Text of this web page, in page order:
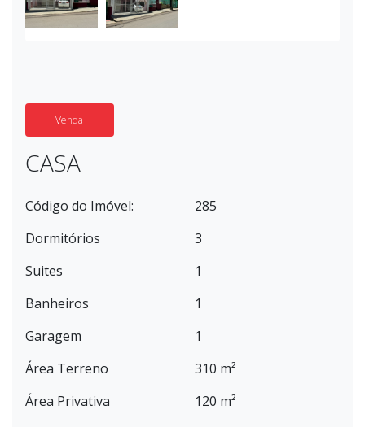
Venda
CASA
Código do Imóvel:
285
Dormitórios
3
Suites
1
Banheiros
1
Garagem
1
Área Terreno
310 m²
Área Privativa
120 m²